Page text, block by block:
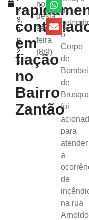
o
9,
2
0
2
5
em
fiação
no
Bairro
Zantão
noite
desta
segunda-
feira
(8/9)
de
o
Corpo
de
de
foi
para
atender
a
de
na rua
Arnoldo